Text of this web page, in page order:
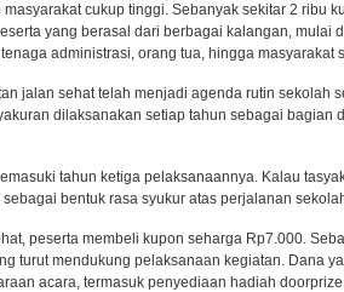
masyarakat cukup tinggi. Sebanyak sekitar 2 ribu
yang berasal dari berbagai kalangan, mulai
administrasi, orang tua, hingga masyarakat
jalan sehat telah menjadi agenda rutin sekolah
dilaksanakan setiap tahun sebagai bagian
tahun ketiga pelaksanaannya. Kalau
bentuk rasa syukur atas perjalanan
peserta membeli kupon seharga Rp7.000.
turut mendukung pelaksanaan kegiatan. Dana
acara, termasuk penyediaan hadiah